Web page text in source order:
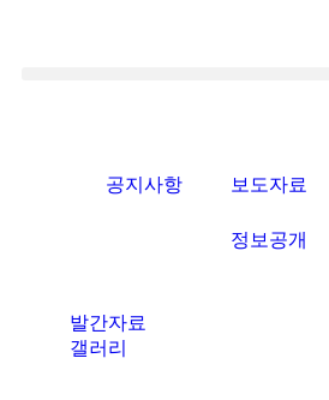
공지사항 보도자료
정보공개
발간자료
갤러리